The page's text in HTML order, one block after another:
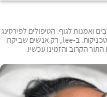
ואמנות לגוף. הטיפולים לפירסינג
וקעקועים כוללים מגוון רחב של עיצובים וטכניקות. ב-lee, רק אנשים שביקרו
הקרוב והזמינו עכשיו.